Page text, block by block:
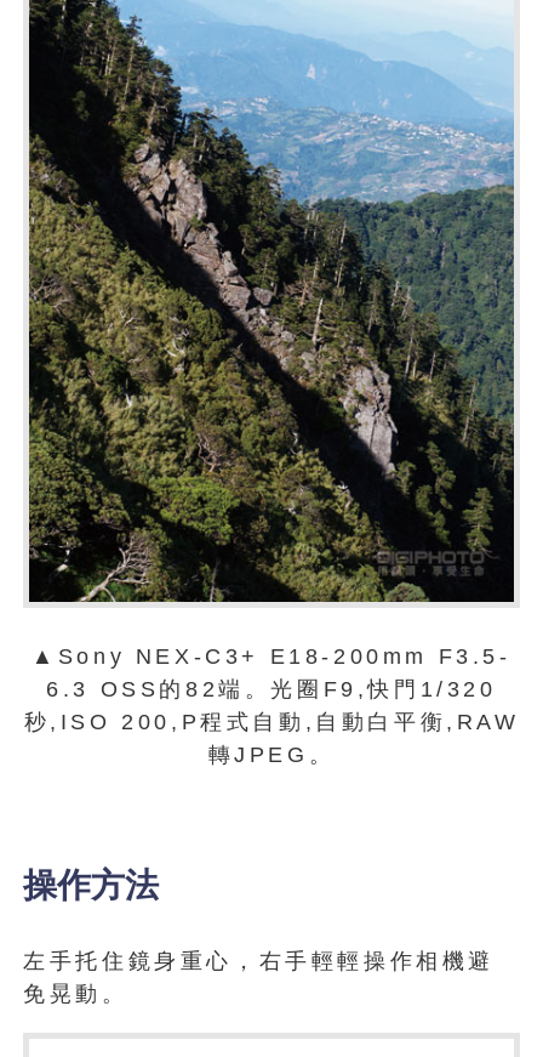
▲Sony NEX-C3+ E18-200mm F3.5-
6.3 OSS的82端。光圈F9,快門1/320
秒,ISO 200,P程式自動,自動白平衡,RAW
轉JPEG。
操作方法
左手托住鏡身重心，右手輕輕操作相機避
免晃動。